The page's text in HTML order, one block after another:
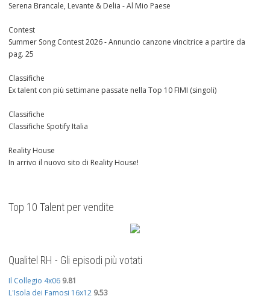
Serena Brancale, Levante & Delia - Al Mio Paese
Contest
Summer Song Contest 2026 - Annuncio canzone vincitrice a partire da
pag. 25
Classifiche
Ex talent con più settimane passate nella Top 10 FIMI (singoli)
Classifiche
Classifiche Spotify Italia
Reality House
In arrivo il nuovo sito di Reality House!
Top 10 Talent per vendite
Qualitel RH - Gli episodi più votati
Il Collegio 4x06 9.81
L'Isola dei Famosi 16x12 9.53